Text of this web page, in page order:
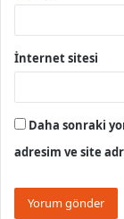
İnternet sitesi
Daha sonraki
adresim ve site